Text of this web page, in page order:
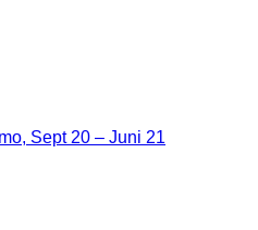
Sept 20 – Juni 21